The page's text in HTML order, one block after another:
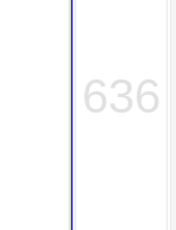
636